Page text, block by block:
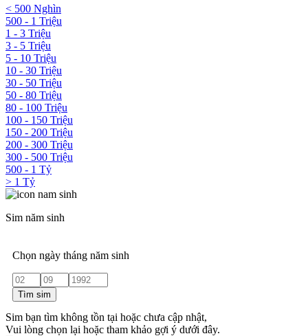
< 500 Nghìn
500 - 1 Triệu
1 - 3 Triệu
3 - 5 Triệu
5 - 10 Triệu
10 - 30 Triệu
30 - 50 Triệu
50 - 80 Triệu
80 - 100 Triệu
100 - 150 Triệu
150 - 200 Triệu
200 - 300 Triệu
300 - 500 Triệu
500 - 1 Tỷ
> 1 Tỷ
Sim năm sinh
Chọn ngày tháng năm sinh
Tìm sim
Sim bạn tìm không tồn tại hoặc chưa cập nhật,
Vui lòng chọn lại hoặc tham khảo gợi ý dưới đây.